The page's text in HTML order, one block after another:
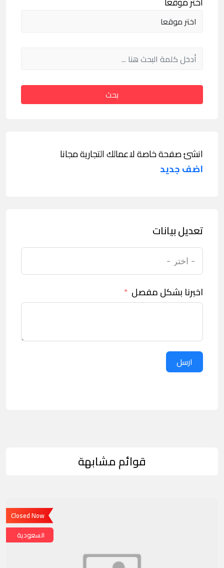
بحث
انشئ صفحة خاصة لاعمالك التجارية مجانا
اضف جديد
تعديل بيانات
اخبرنا بشكل مفصل
ارسل
قوائم مشابهة
Closed Now
السعودية